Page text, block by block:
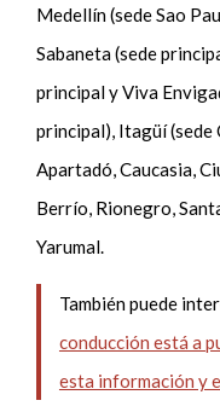
Medellín (sede Sao
Sabaneta (sede
principal y Viva
principal), Itagüí (sede
Apartadó, Caucasia,
Berrío, Rionegro,
Yarumal.
También puede
conducción está a
esta información y